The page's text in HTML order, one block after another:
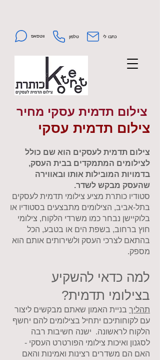
ווטסאפ טלפון כתבו לי
צילום תדמית עסקי מחיר
צילום תדמית עסקי
צילום תדמית לעסקים הוא שם כולל
לצילומים המתמקדים בבית העסק,
בדמויות המובילות אותו ובאווירה
שהעסק מבקש לשדר.
סטודיו כותרת מציע צילומי תדמית לעסקים
בתל-אביב, הצילומים מתבצעים בסטודיו או
בלוקיישן נבחר כמו משרדי הלקוח, צילומי
חוץ ברחוב, בשפת הים או בטבע, הכל
בהתאם לצרכי העסק ולשירותים אותם הוא
מספק.
למה כדאי להשקיע
בצילומי תדמית?
תהליך בניית האמון שאתם מבקשים ליצור
עם לקוחותיכם יתחיל בצילומים להם יחשף
הלקוח לראשונה. ישנה חשיבות רבה
לסגנון ואיכות צילומי הפורטרט העסקי -
האם הם משדרים רצינות ואמינות והאם